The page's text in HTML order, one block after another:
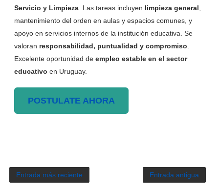
Servicio y Limpieza. Las tareas incluyen limpieza general
mantenimiento del orden en aulas y espacios comunes, y
apoyo en servicios internos de la institución educativa. Se
valoran responsabilidad, puntualidad y compromiso
Excelente oportunidad de empleo estable en el sector
educativo en Uruguay.
POSTULATE AHORA
Entrada más reciente Entrada antigua